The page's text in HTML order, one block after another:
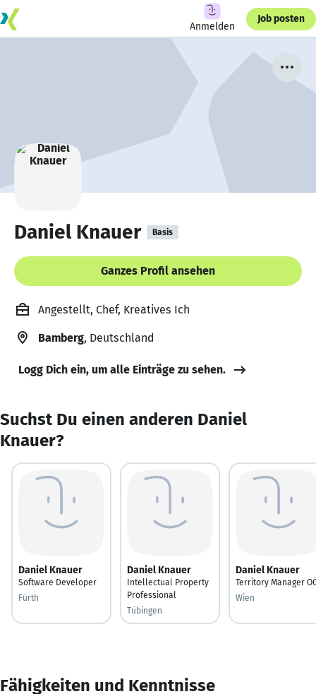
Anmelden
Job posten
Daniel Knauer Basis
Ganzes Profil ansehen
Angestellt, Chef, Kreatives Ich
Bamberg, Deutschland
Logg Dich ein, um alle Einträge zu sehen.
Suchst Du einen anderen Daniel
Knauer?
Daniel Knauer
Software Developer
Fürth
Daniel Knauer
Intellectual Property
Professional
Tübingen
Daniel Knauer
Territory Manager
Wien
Fähigkeiten und Kenntnisse